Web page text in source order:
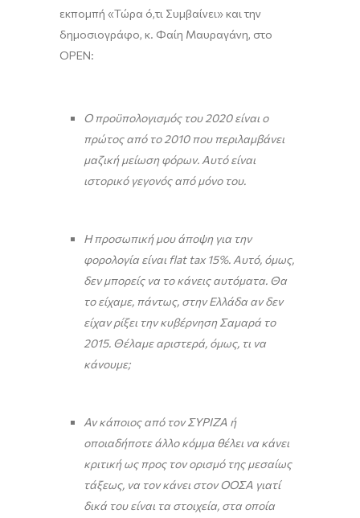
εκπομπή «Τώρα ό,τι Συμβαίνει» και την
δημοσιογράφο, κ. Φαίη Μαυραγάνη, στο
OPEN:
Ο προϋπολογισμός του 2020 είναι ο
πρώτος από το 2010 που περιλαμβάνει
μαζική μείωση φόρων. Αυτό είναι
ιστορικό γεγονός από μόνο του.
Η προσωπική μου άποψη για την
φορολογία είναι flat tax15%. Αυτό, όμως,
δεν μπορείς να το κάνεις αυτόματα. Θα
το είχαμε, πάντως, στην Ελλάδα αν δεν
είχαν ρίξει την κυβέρνηση Σαμαρά το
2015. Θέλαμε αριστερά, όμως, τι να
κάνουμε;
Αν κάποιος από τον ΣΥΡΙΖΑ ή
οποιαδήποτε άλλο κόμμα θέλει να κάνει
κριτική ως προς τον ορισμό της μεσαίως
τάξεως, να τον κάνει στον ΟΟΣΑ γιατί
δικά του είναι τα στοιχεία, στα οποία